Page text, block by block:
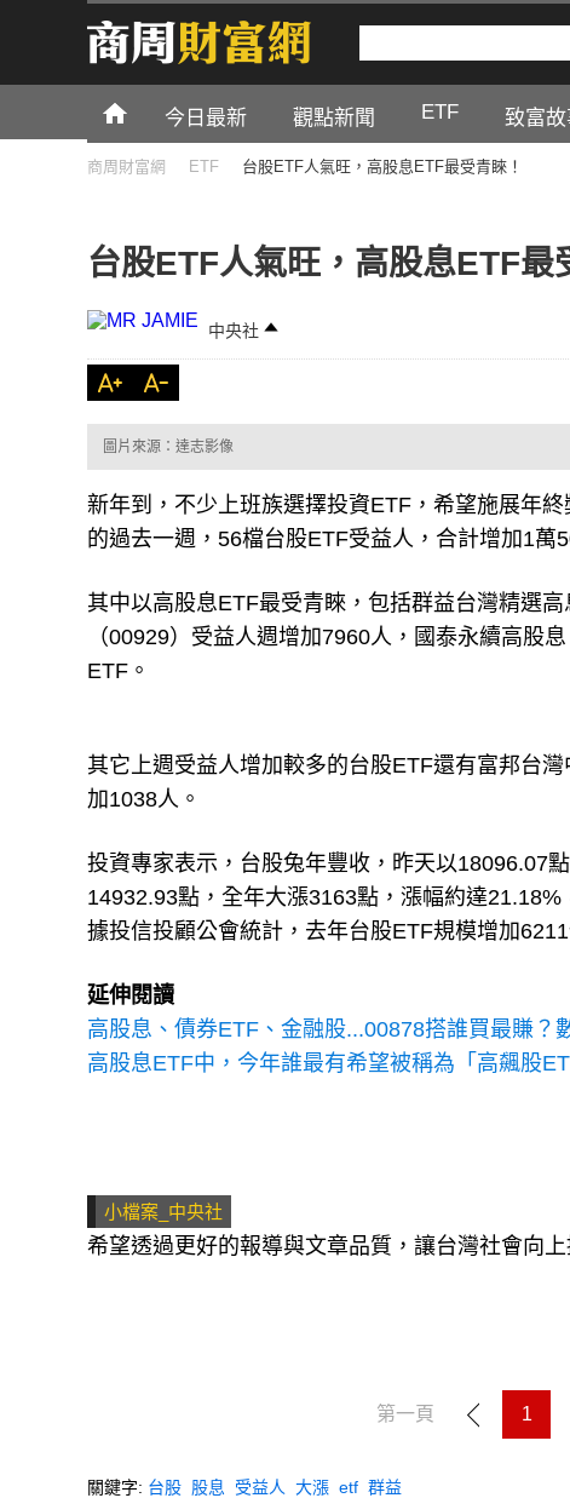
今日最新 觀點新聞 ETF 致富
商周財富網 ETF 台股ETF人氣旺，高股息ETF最受青睞！
台股ETF人氣旺，高股息ETF最
中央社
圖片來源：達志影像
新年到，不少上班族選擇投資ETF，希望施展年
的過去一週，56檔台股ETF受益人，合計增加1萬
其中以高股息ETF最受青睞，包括群益台灣精選
（00929）受益人週增加7960人，國泰永續高股
ETF。
其它上週受益人增加較多的台股ETF還有富邦台
加1038人。
投資專家表示，台股兔年豐收，昨天以18096.07
14932.93點，全年大漲3163點，漲幅約達
據投信投顧公會統計，去年台股ETF規模增加
延伸閱讀
高股息、債券ETF、金融股...00878搭誰買最賺？
高股息ETF中，今年誰最有希望被稱為「高飆股
小檔案_中央社
希望透過更好的報導與文章品質，讓台灣社會向上
第一頁 1
關鍵字: 台股 股息 受益人 大漲 etf 群益